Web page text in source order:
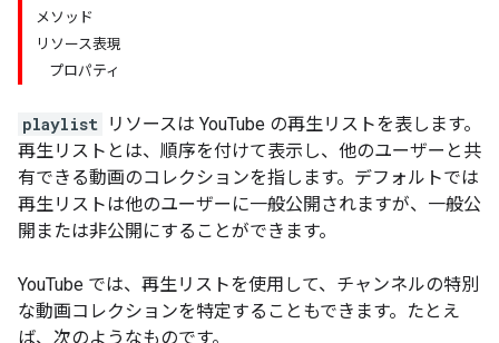
メソッド
リソース表現
プロパティ
playlist リソースは YouTube の再生リストを表します。
再生リストとは、順序を付けて表示し、他のユーザーと共
有できる動画のコレクションを指します。デフォルトでは
再生リストは他のユーザーに一般公開されますが、一般公
開または非公開にすることができます。
YouTube では、再生リストを使用して、チャンネルの特別
な動画コレクションを特定することもできます。たとえ
ば、次のようなものです。